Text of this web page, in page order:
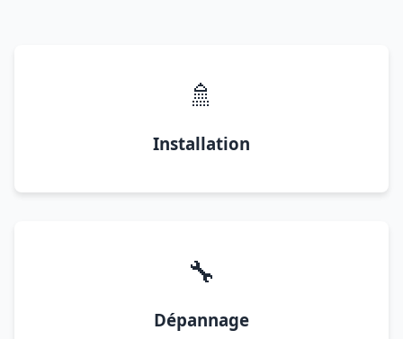
🚿
Installation
🔧
Dépannage